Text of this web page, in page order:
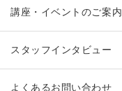
講座・イベントのご案内
スタッフインタビュー
よくあるお問い合わせ